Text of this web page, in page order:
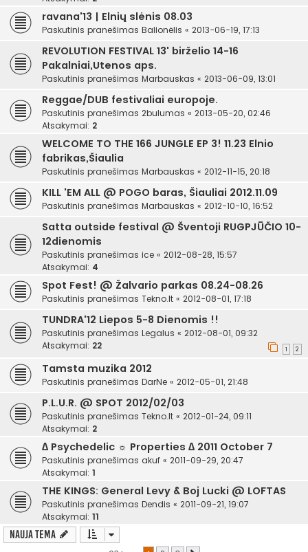
ravana'13 | Elnių slėnis 08.03
Paskutinis pranešimas Balionėlis « 2013-06-19, 17:13
REVOLUTION FESTIVAL 13' birželio 14-16
Pakalniai,Utenos aps.
Paskutinis pranešimas Marbauskas « 2013-06-09, 13:01
Reggae/DUB festivaliai europoje.
Paskutinis pranešimas 2bulumas « 2013-05-20, 02:46
Atsakymai: 2
WELCOME TO THE 166 JUNGLE EP 3! 11.23 Elnio
fabrikas,Šiaulia
Paskutinis pranešimas Marbauskas « 2012-11-15, 20:18
KILL 'EM ALL @ POGO baras, Šiauliai 2012.11.09
Paskutinis pranešimas Marbauskas « 2012-10-10, 16:52
Satta outside festival @ Šventoji RUGPJŪČIO 10-
12dienomis
Paskutinis pranešimas ice « 2012-08-28, 15:57
Atsakymai: 4
Spot Fest! @ Žalvario parkas 08.24-08.26
Paskutinis pranešimas Tekno.lt « 2012-08-01, 17:18
TUNDRA'12 Liepos 5-8 Dienomis !!
Paskutinis pranešimas Legalus « 2012-08-01, 09:32
Atsakymai: 22 1 2
Tamsta muzika 2012
Paskutinis pranešimas DarNe « 2012-05-01, 21:48
P.L.U.R. @ SPOT 2012/02/03
Paskutinis pranešimas Tekno.lt « 2012-01-24, 09:11
Atsakymai: 2
∆ Psychedelic ☼ Properties ∆ 2011 October 7
Paskutinis pranešimas akuf « 2011-09-29, 20:47
Atsakymai: 1
THE KINGS: General Levy & Boj Lucki @ LOFTAS
Paskutinis pranešimas Dendis « 2011-09-21, 19:07
Atsakymai: 11
Nauja tema